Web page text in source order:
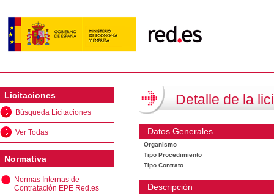
Licitaciones
Búsqueda Licitaciones
Ver Todas
Normativa
Normas Internas de
Contratación EPE Red.es
Detalle de la
Datos Generales
Organismo
Tipo Procedimiento
Tipo Contrato
Descripción